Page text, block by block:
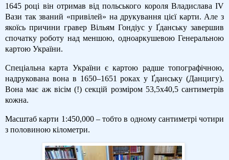
1645 році він отримав від польського короля Владислава ІV
Вази так званий «привілей» на друкування цієї карти. Але з
якоїсь причини гравер Вільям Гондіус у Ґданську завершив
спочатку роботу над меншою, одноаркушевою Генеральною
картою України.
Спеціальна карта України є картою радше топографічною,
надрукована вона в 1650–1651 роках у Ґданську (Данцигу).
Вона має аж вісім (!) секцій розміром 53,5х40,5 сантиметрів
кожна.
Масштаб карти 1:450,000 – тобто в одному сантиметрі чотири
з половиною кілометри.